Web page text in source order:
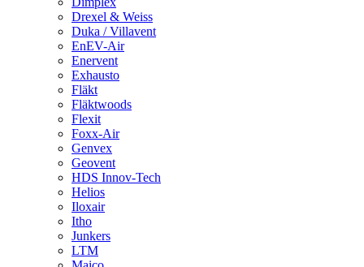
Drexel & Weiss
Duka / Villavent
EnEV-Air
Enervent
Exhausto
Fläkt
Fläktwoods
Flexit
Foxx-Air
Genvex
Geovent
HDS Innov-Tech
Helios
Iloxair
Itho
Junkers
LTM